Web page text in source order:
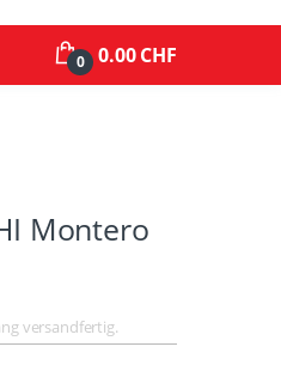
0 0.00 CHF
Montero
versandfertig.